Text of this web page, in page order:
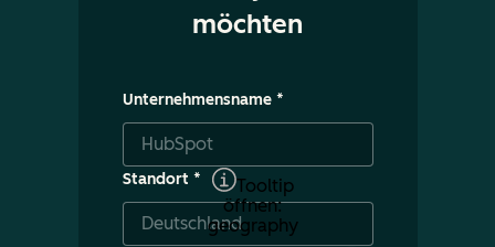
möchten
Unternehmensname*
Standort *
Tooltip
öffnen:
geography